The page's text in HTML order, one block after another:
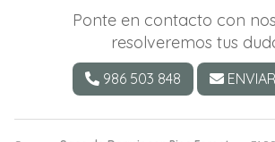
Ponte en contacto con
resolveremos tus
986 503 848